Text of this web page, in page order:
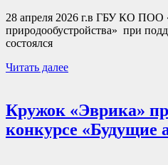
28 апреля 2026 г.в ГБУ КО ПОО
природообустройства» при
состоялся
Читать далее
Кружок «Эврика»
конкурсе «Будущие